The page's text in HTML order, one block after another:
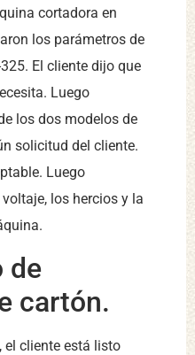
cortadora en
los parámetros de
El cliente dijo que
Luego
los dos modelos de
solicitud del cliente.
Luego
los hercios y la
de
cartón.
el cliente está listo